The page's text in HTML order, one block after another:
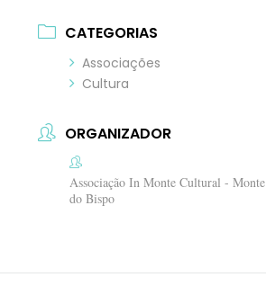
CATEGORIAS
Associações
Cultura
ORGANIZADOR
Associação In Monte Cultural - Monte
do Bispo